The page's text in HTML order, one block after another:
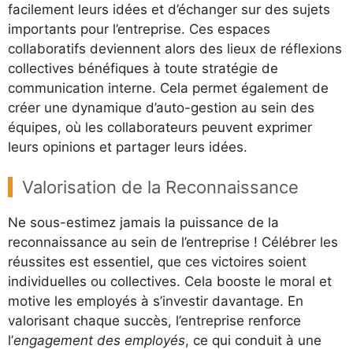
facilement leurs idées et d’échanger sur des sujets
importants pour l’entreprise. Ces espaces
collaboratifs deviennent alors des lieux de réflexions
collectives bénéfiques à toute stratégie de
communication interne. Cela permet également de
créer une dynamique d’auto-gestion au sein des
équipes, où les collaborateurs peuvent exprimer
leurs opinions et partager leurs idées.
Valorisation de la Reconnaissance
Ne sous-estimez jamais la puissance de la
reconnaissance au sein de l’entreprise ! Célébrer les
réussites est essentiel, que ces victoires soient
individuelles ou collectives. Cela booste le moral et
motive les employés à s’investir davantage. En
valorisant chaque succès, l’entreprise renforce
l’engagement des employés, ce qui conduit à une